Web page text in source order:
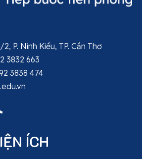
P. Ninh Kiều, TP. Cần Thơ
3832 663
3838 474
ÍCH